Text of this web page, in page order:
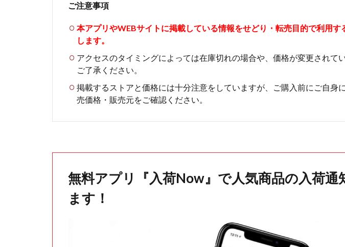
ご注意事項
本アプリやWEBサイトに掲載している情報をせどり・転売目的で利用す
します。
アクセスのタイミングによっては在庫切れの場合や、価格が変更されて
ご了承ください。
掲載するストアと価格には十分注意をしていますが、ご購入前にご自身
売価格・販売元をご確認ください。
無料アプリ『入荷Now』で人気商品の入荷通
ます！